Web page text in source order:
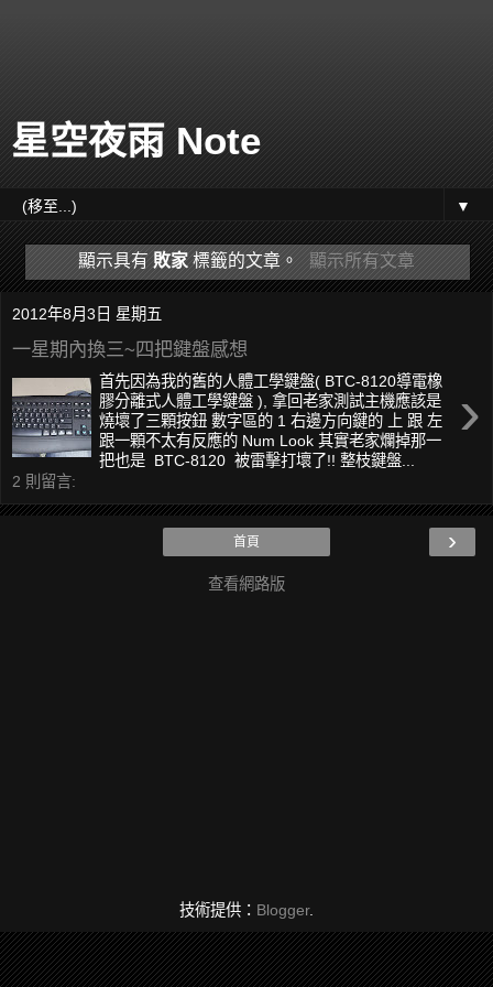
星空夜雨 Note
▼
顯示具有 敗家標籤的文章。 顯示所有文章
2012年8月3日 星期五
一星期內換三~四把鍵盤感想
›
首先因為我的舊的人體工學鍵盤( BTC-8120導電橡
膠分離式人體工學鍵盤 ), 拿回老家測試主機應該是
燒壞了三顆按鈕 數字區的 1 右邊方向鍵的 上 跟 左
跟一顆不太有反應的 Num Look 其實老家爛掉那一
把也是 BTC-8120 被雷擊打壞了!! 整枝鍵盤...
2 則留言:
›
首頁
查看網路版
技術提供： Blogger.